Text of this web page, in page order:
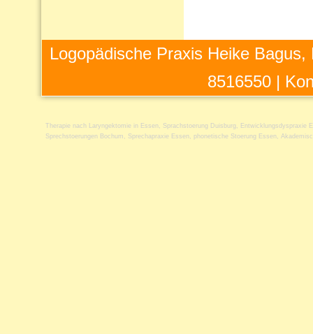
Logopädische Praxis Heike
8516550 |
Therapie nach Laryngektomie in Essen , Sprachstoerung Duisburg , Entwicklungsdyspraxie
Sprechstoerungen Bochum , Sprechapraxie Essen , phonetische Stoerung Essen ,